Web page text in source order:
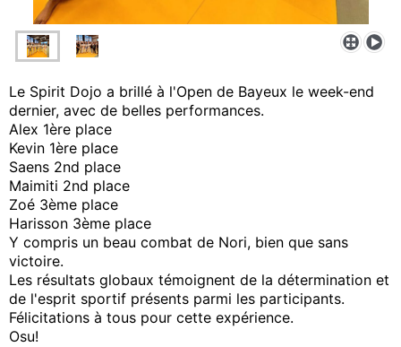
Le Spirit Dojo a brillé à l'Open de Bayeux le week-end
dernier, avec de belles performances.
Alex 1ère place
Kevin 1ère place
Saens 2nd place
Maimiti 2nd place
Zoé 3ème place
Harisson 3ème place
Y compris un beau combat de Nori, bien que sans
victoire.
Les résultats globaux témoignent de la détermination et
de l'esprit sportif présents parmi les participants.
Félicitations à tous pour cette expérience.
Osu!